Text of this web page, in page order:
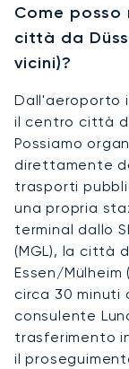
Come
città da
vicini)?
Dall'aeroporto
il centro città
Possiamo
direttamente
trasporti
una propria
terminal dallo
(MGL), la città
Essen/Mülheim
circa 30 minuti
consulente
trasferimento
il